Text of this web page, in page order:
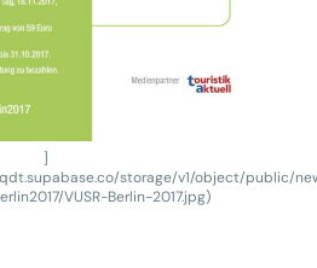
]
storage/v1/object/public/
VUSR-Berlin-2017.jpg)